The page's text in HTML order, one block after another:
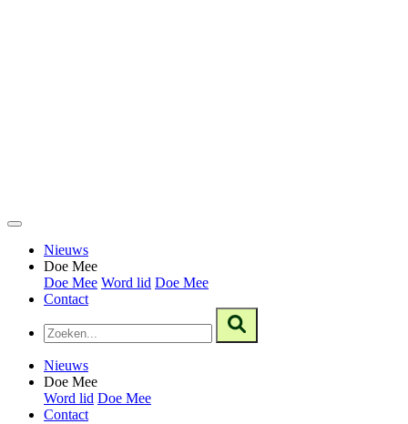
Nieuws
Doe Mee
Doe Mee Word lid Doe Mee
Contact
Nieuws
Doe Mee
Word lid Doe Mee
Contact